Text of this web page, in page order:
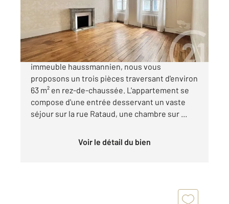
Appartement F3 à vendre
645 000 €
Paris 5 - rue Rataud Dans un magnifique
immeuble haussmannien, nous vous
proposons un trois pièces traversant d'environ
63 m² en rez-de-chaussée. L'appartement se
compose d'une entrée desservant un vaste
séjour sur la rue Rataud, une chambre sur ...
Voir le détail du bien